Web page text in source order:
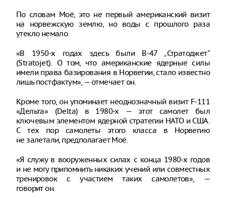
По словам Моё, это не первый американский визит
на норвежскую землю, но воды с прошлого раза
утекло немало.
«В 1950-х годах здесь были B-47 „Стратоджет"
(Stratojet). О том, что американские ядерные силы
имели права базирования в Норвегии, стало известно
лишь постфактум», — отмечает он.
Кроме того, он упоминает неоднозначный визит F-111
«Дельта» (Delta) в 1980-х — этот самолет был
ключевым элементом ядерной стратегии НАТО и США.
С тех пор самолеты этого класса в Норвегию
не залетали, предполагает Моё.
«Я служу в вооруженных силах с конца 1980-х годов
и не могу припомнить никаких учений или совместных
тренировок с участием таких самолетов», —
говорит он.